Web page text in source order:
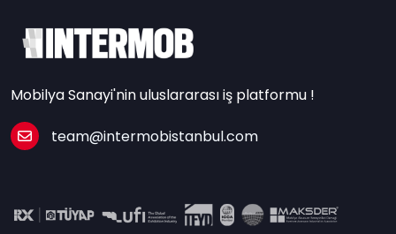
Mobilya Sanayi'nin uluslararası iş platformu !
team@intermobistanbul.com